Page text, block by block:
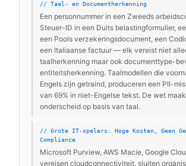
// Taal- en Documentherkenning
Een personnummer in een Zweeds
Steuer-ID in een Duits belastingformulier,
een Pools verzekeringsdocument, een
een Italiaanse factuur — elk vereist niet
taalherkenning maar ook documenttype-
entiteitsherkenning. Taalmodellen die
Engels zijn getraind, produceren een PII-
van 69% in niet-Engelse tekst. De wet
onderscheid op basis van taal.
// Grote IT-spelers: Hoge Kosten, Geen
Compliance
Microsoft Purview, AWS Macie, Google
vereisen cloudconnectiviteit, sluiten